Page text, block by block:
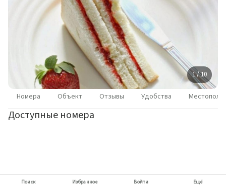
1 / 10
Номера Объект Отзывы Удобства
Доступные номера
Поиск Избранное Войти Ещё